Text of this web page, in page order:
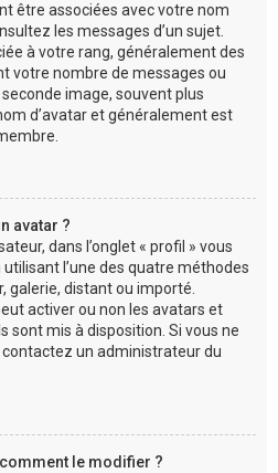
être associées avec votre nom
les messages d’un sujet.
à votre rang, généralement des
votre nombre de messages ou
image, souvent plus
d’avatar et généralement est
avatar ?
dans l’onglet « profil » vous
l’une des quatre méthodes
galerie, distant ou importé.
activer ou non les avatars et
sont mis à disposition. Si vous ne
contactez un administrateur du
le modifier ?